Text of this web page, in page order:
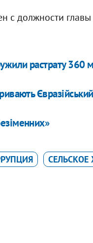
должности главы
растрату 360
СЕЛЬСКОЕ